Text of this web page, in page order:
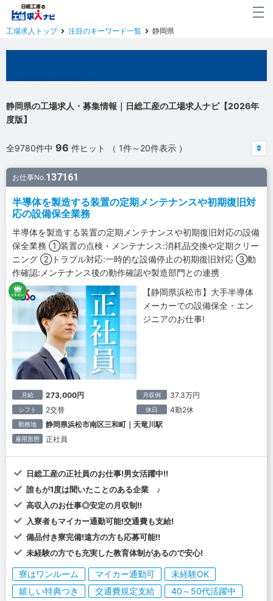
工場求人トップ 注目のキーワード一覧 静岡県
静岡県の工場求人・募集情報｜日総工産の工場求人ナビ【2026年
度版】
全9780件中 96 件ヒット （ 1件～20件表示 ）
お仕事No.137161
半導体を製造する装置の定期メンテナンスや初期復旧対
応の設備保全業務
半導体を製造する装置の定期メンテナンスや初期復旧対応の設備
保全業務 ①装置の点検・メンテナンス:消耗品交換や定期クリー
ニング ②トラブル対応:一時的な設備停止の初期復旧対応 ③動
作確認:メンテナンス後の動作確認や製造部門との連携
【静岡県浜松市】大手半導体
メーカーでの設備保全・エン
ジニアのお仕事!
月給 273,000円 月収例 37.3万円
シフト 2交替 休日 4勤2休
勤務地 静岡県浜松市南区三和町｜天竜川駅
雇用形態 正社員
日総工産の正社員のお仕事!男女活躍中!!
誰もが1度は聞いたことのある企業 ♪
高収入のお仕事◎安定の月収制!!
入寮者もマイカー通勤可能!交通費も支給!
備品付き寮完備!遠方の方も応募可能!!
未経験の方でも充実した教育体制があるので安心!
寮はワンルーム マイカー通勤可
未経験OK
嬉しい特典つき
交通費規定支給
40～50代活躍中